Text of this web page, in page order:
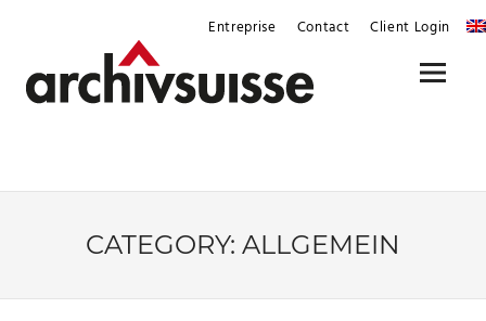
content
Entreprise Contact Client Login
Menu
CATEGORY: ALLGEMEIN